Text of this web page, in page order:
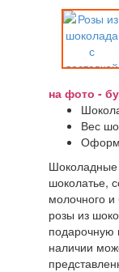
на фото -
Вес
Шоколадные
шоколатье,
молочного
розы из
подарочную
наличии